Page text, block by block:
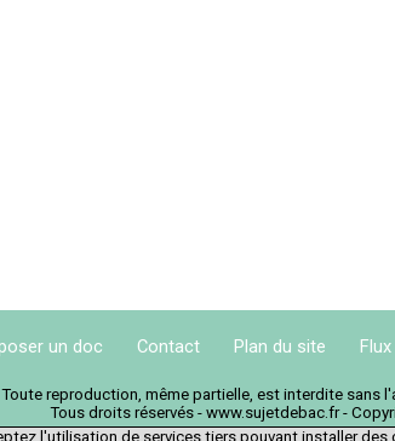
un doc Contact Plan du site Flux
Toute reproduction, même partielle, est interdite sans
Tous droits réservés - www.sujetdebac.fr -
l'utilisation de services tiers pouvant installer des